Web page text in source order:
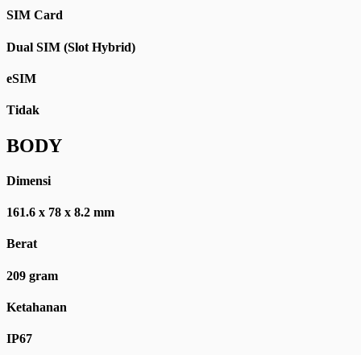
SIM Card
Dual SIM (Slot Hybrid)
eSIM
Tidak
BODY
Dimensi
161.6 x 78 x 8.2 mm
Berat
209 gram
Ketahanan
IP67